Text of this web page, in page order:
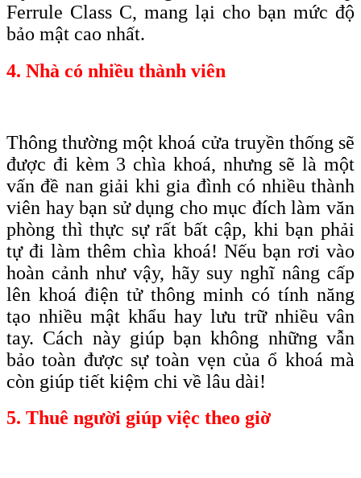
Ferrule Class C, mang lại cho bạn mức độ
bảo mật cao nhất.
4. Nhà có nhiều thành viên
Thông thường một khoá cửa truyền thống sẽ
được đi kèm 3 chìa khoá, nhưng sẽ là một
vấn đề nan giải khi gia đình có nhiều thành
viên hay bạn sử dụng cho mục đích làm văn
phòng thì thực sự rất bất cập, khi bạn phải
tự đi làm thêm chìa khoá! Nếu bạn rơi vào
hoàn cảnh như vậy, hãy suy nghĩ nâng cấp
lên khoá điện tử thông minh có tính năng
tạo nhiều mật khẩu hay lưu trữ nhiều vân
tay. Cách này giúp bạn không những vẫn
bảo toàn được sự toàn vẹn của ổ khoá mà
còn giúp tiết kiệm chi về lâu dài!
5. Thuê người giúp việc theo giờ